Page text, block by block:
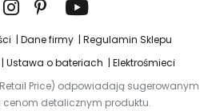
Dane firmy
Regulamin Sklepu
Ustawa o bateriach
Elektrośmieci
Price) odpowiadają sugerowanym
cenom detalicznym produktu.